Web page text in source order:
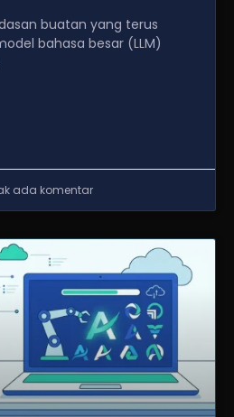
buatan yang terus
bahasa besar (LLM)
ada komentar